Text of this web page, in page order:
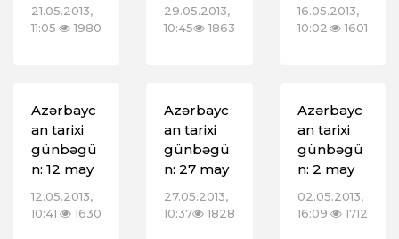
21.05.2013,
11:05
1980
29.05.2013,
10:45
1863
16.05.2013,
10:02
1601
Azərbayc
an tarixi
günbəgü
n: 12 may
12.05.2013,
10:41
1630
Azərbayc
an tarixi
günbəgü
n: 27 may
27.05.2013,
10:37
1828
Azərbayc
an tarixi
günbəgü
n: 2 may
02.05.2013,
16:09
1712